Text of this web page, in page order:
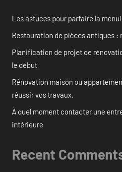
Les astuces pour parfaire la
Restauration de pièces antiques :
Planification de projet de
le début
Rénovation maison ou
réussir vos travaux.
À quel moment contacter une
intérieure
Recent